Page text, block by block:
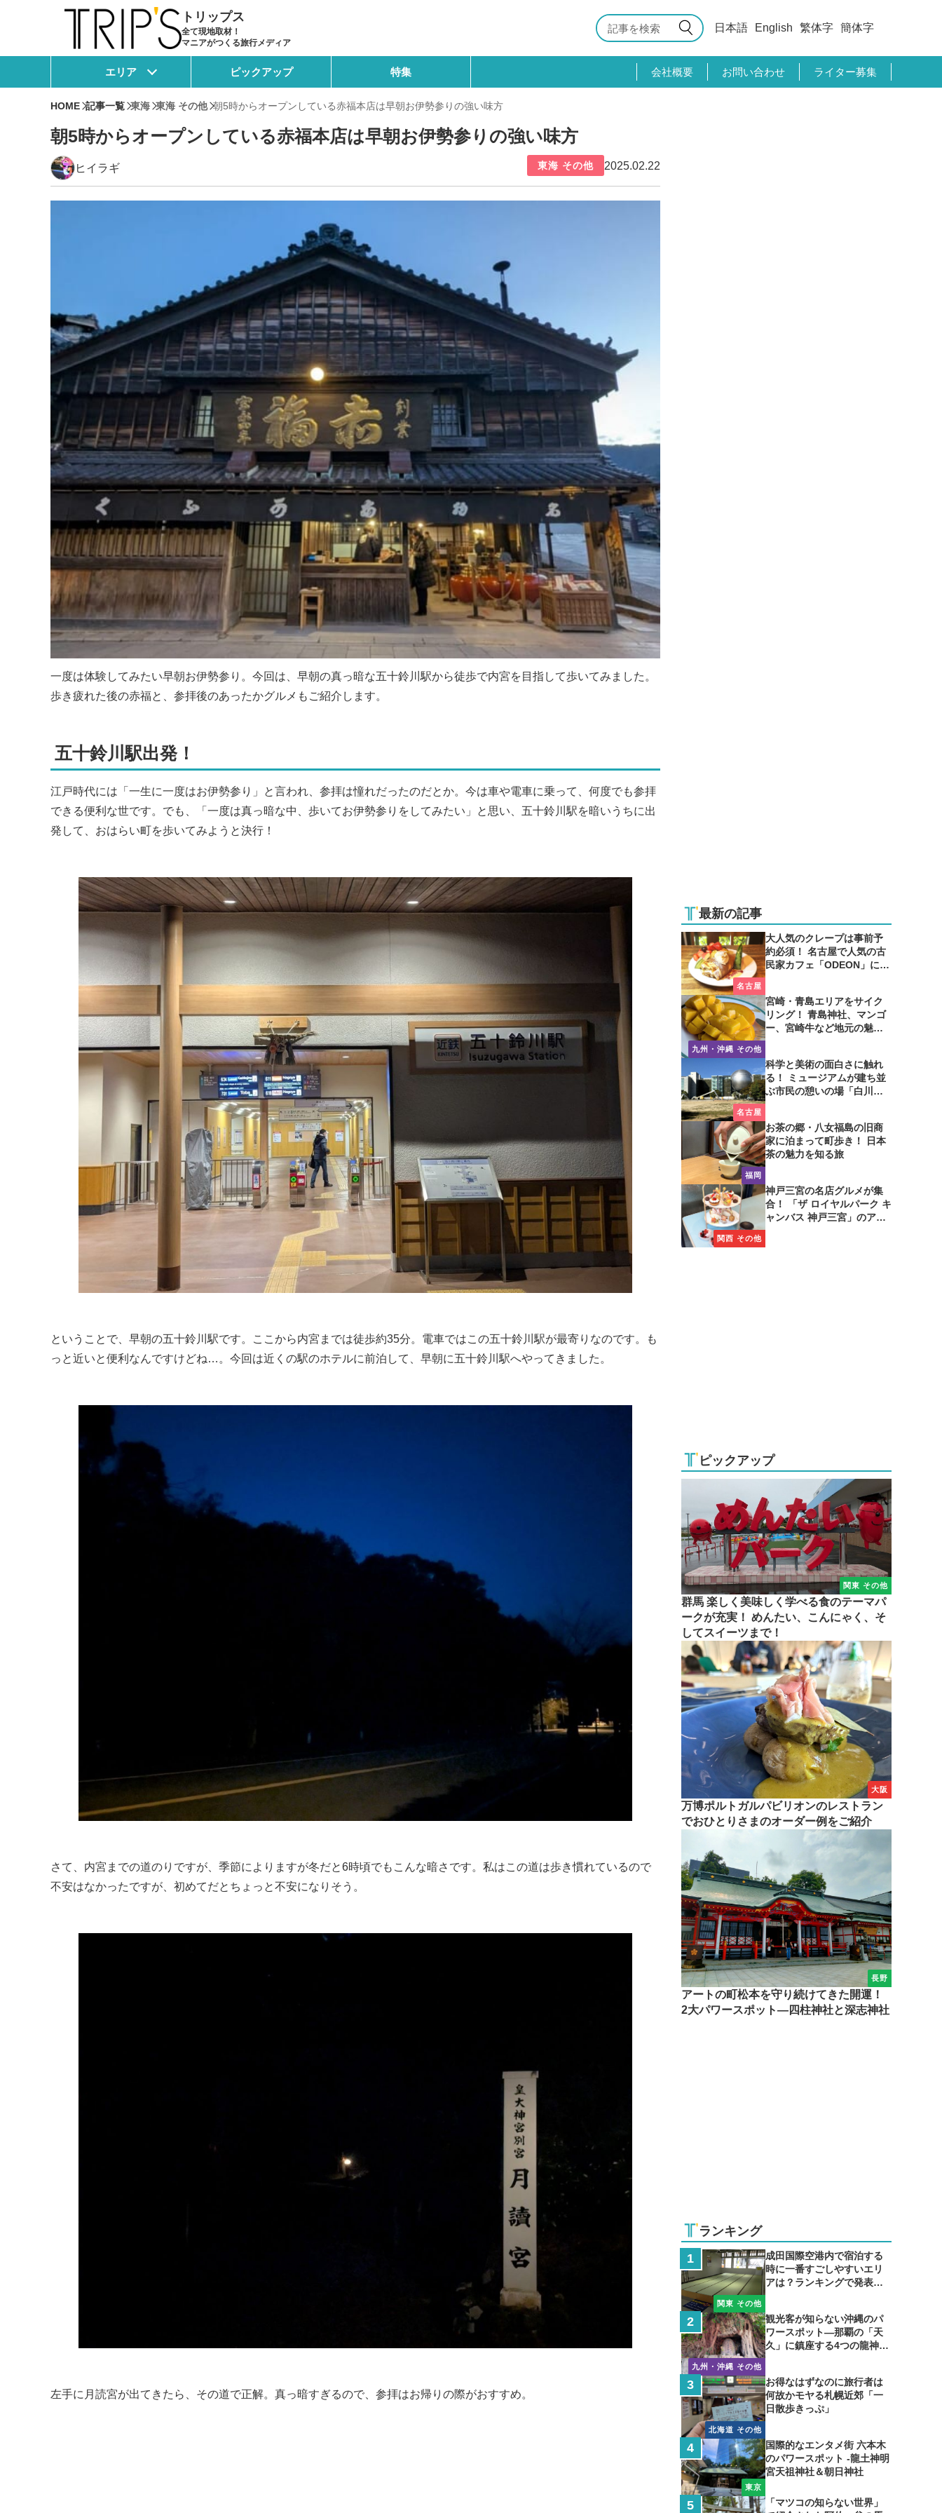
トリップス
全て現地取材！
マニアがつくる旅行メディア
日本語 English 繁体字 簡体字
エリア ピックアップ 特集 会社概要 お問い合わせ ライター募集
HOME 記事一覧 東海 東海 その他 朝5時からオープンしている赤福本店は早朝お伊勢参りの強い味方
朝5時からオープンしている赤福本店は早朝お伊勢参りの強い味方
ヒイラギ 東海 その他 2025.02.22
一度は体験してみたい早朝お伊勢参り。今回は、早朝の真っ暗な五十鈴川駅から徒歩で内宮を目指して歩いてみました。
歩き疲れた後の赤福と、参拝後のあったかグルメもご紹介します。
五十鈴川駅出発！
江戸時代には「一生に一度はお伊勢参り」と言われ、参拝は憧れだったのだとか。今は車や電車に乗って、何度でも参拝
できる便利な世です。でも、「一度は真っ暗な中、歩いてお伊勢参りをしてみたい」と思い、五十鈴川駅を暗いうちに出
発して、おはらい町を歩いてみようと決行！
ということで、早朝の五十鈴川駅です。ここから内宮までは徒歩約35分。電車ではこの五十鈴川駅が最寄りなのです。も
っと近いと便利なんですけどね…。今回は近くの駅のホテルに前泊して、早朝に五十鈴川駅へやってきました。
さて、内宮までの道のりですが、季節によりますが冬だと6時頃でもこんな暗さです。私はこの道は歩き慣れているので
不安はなかったですが、初めてだとちょっと不安になりそう。
左手に月読宮が出てきたら、その道で正解。真っ暗すぎるので、参拝はお帰りの際がおすすめ。
最新の記事
名古屋
大人気のクレープは事前予
約必須！ 名古屋で人気の古
民家カフェ「ODEON」に行
九州・沖縄 その他
宮崎・青島エリアをサイク
リング！ 青島神社、マンゴ
ー、宮崎牛など地元の魅力
名古屋
科学と美術の面白さに触れ
る！ ミュージアムが建ち並
ぶ市民の憩いの場「白川公
福岡
お茶の郷・八女福島の旧商
家に泊まって町歩き！ 日本
茶の魅力を知る旅
関西 その他
神戸三宮の名店グルメが集
合！ 「ザ ロイヤルパーク キ
ャンバス 神戸三宮」のアフ
ピックアップ
関東 その他
群馬 楽しく美味しく学べる食のテーマパ
ークが充実！ めんたい、こんにゃく、そ
してスイーツまで！
大阪
万博ポルトガルパビリオンのレストラン
でおひとりさまのオーダー例をご紹介
長野
アートの町松本を守り続けてきた開運！
2大パワースポット―四柱神社と深志神社
ランキング
関東 その他
成田国際空港内で宿泊する
時に一番すごしやすいエリ
アは？ランキングで発表し
九州・沖縄 その他
観光客が知らない沖縄のパ
ワースポット―那覇の「天
久」に鎮座する4つの龍神の
北海道 その他
お得なはずなのに旅行者は
何故かモヤる札幌近郊「一
日散歩きっぷ」
東京
国際的なエンタメ街 六本木
のパワースポット -龍土神明
宮天祖神社＆朝日神社
「マツコの知らない世界」